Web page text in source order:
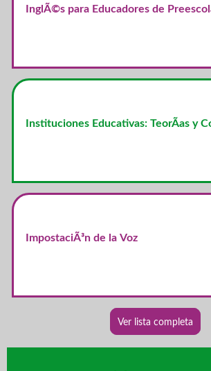
InglÃ©s para Educadores de
Instituciones Educativas: TeorÃ­as y
ImpostaciÃ³n de la Voz
Ver lista completa